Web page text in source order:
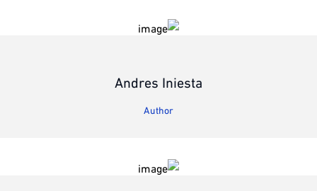
Andres Iniesta
Author